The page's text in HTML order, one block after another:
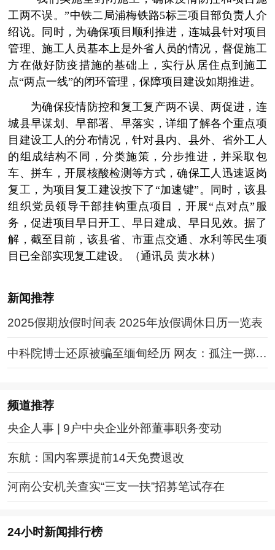
工两不误。”中铁二局浦梅铁路5标三项目部负责人介
绍说。同时，为确保项目顺利推进，连城县针对项目
管理、施工人员基本上是外省人员的情况，督促施工
方在做好防疫措施的基础上，实行从居住点到施工
点“两点一线”的闭环管理，保障项目建设如期推进。
为确保疫情防控和复工复产两不误、两促进，连
城县早谋划、早部署、早落实，详细了解各个重点项
目建设工人的分布情况，针对县内、县外、省外工人
的组成结构不同，分类施策，分步推进，并采取包
车、拼车，开展核酸检测等方式，确保工人迅速返岗
复工，为项目复工建设按下了“加速键”。同时，该县
组织党员领导干部挂钩重点项目，开展“点对点”服
务，促进项目早日开工、早日建成、早日见效。据了
解，截至目前，该县省、市重点交通、水利等民生项
目已全部实现复工建设。（通讯员 黄水林）
新闻推荐
2025假期放假时间表 2025年放假调休日历一览表
中科院博士还原被骗至缅甸经历 网友：孤注一掷现
实版
频道推荐
央企人事 | 9户中央企业外部董事职务变动
东航：国内客票提前14天免费退改
河南公安机关查实“三支一扶”招募笔试存在
24小时新闻排行榜